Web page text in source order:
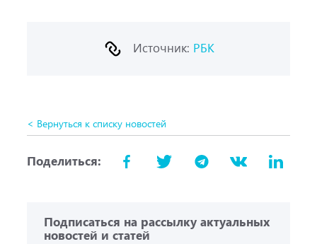
Источник: РБК
< Вернуться к списку новостей
Поделиться:
Подписаться на рассылку актуальных
новостей и статей